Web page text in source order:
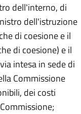
dell'interno, di
dell'istruzione
di coesione e il
di coesione) e il
intesa in sede di
Commissione
dei costi